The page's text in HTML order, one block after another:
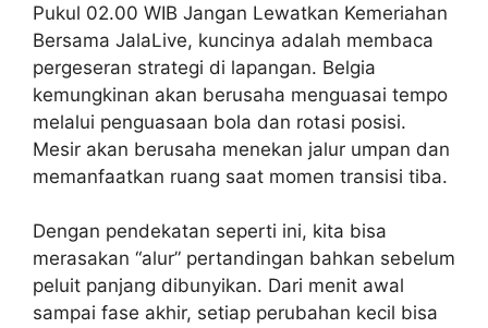
Pukul 02.00 WIB Jangan Lewatkan Kemeriahan
Bersama JalaLive, kuncinya adalah membaca
pergeseran strategi di lapangan. Belgia
kemungkinan akan berusaha menguasai tempo
melalui penguasaan bola dan rotasi posisi.
Mesir akan berusaha menekan jalur umpan dan
memanfaatkan ruang saat momen transisi tiba.
Dengan pendekatan seperti ini, kita bisa
merasakan “alur” pertandingan bahkan sebelum
peluit panjang dibunyikan. Dari menit awal
sampai fase akhir, setiap perubahan kecil bisa